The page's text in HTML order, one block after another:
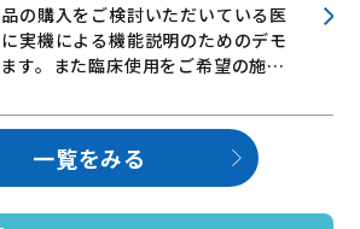
の購入をご検討いただいている医
実機による機能説明のためのデモ
す。また臨床使用をご希望の施…
一覧をみる